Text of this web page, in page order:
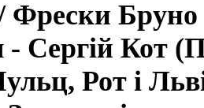
Фрески
- Сергій Кот
Рот і